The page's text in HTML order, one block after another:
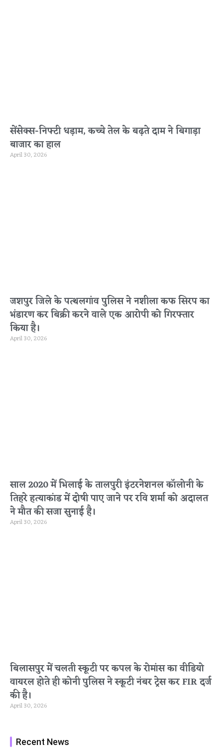
सेंसेक्स-निफ्टी धड़ाम, कच्चे तेल के बढ़ते दाम ने बिगाड़ा
बाजार का हाल
April 30, 2026
जशपुर जिले के पत्थलगांव पुलिस ने नशीला कफ सिरप का
भंडारण कर बिक्री करने वाले एक आरोपी को गिरफ्तार
किया है।
April 30, 2026
साल 2020 में भिलाई के तालपुरी इंटरनेशनल कॉलोनी के
तिहरे हत्याकांड में दोषी पाए जाने पर रवि शर्मा को अदालत
ने मौत की सजा सुनाई है।
April 30, 2026
बिलासपुर में चलती स्कूटी पर कपल के रोमांस का वीडियो
वायरल होते ही कोनी पुलिस ने स्कूटी नंबर ट्रेस कर FIR दर्ज
की है।
April 30, 2026
Recent News